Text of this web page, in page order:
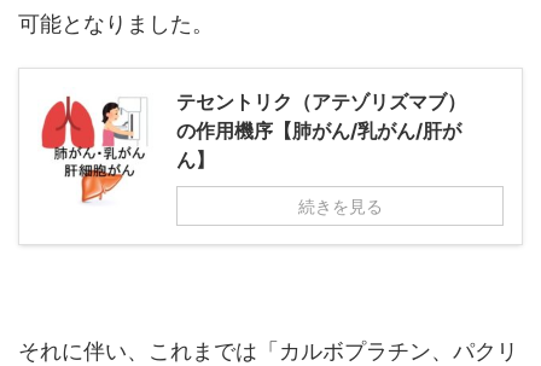
可能となりました。
テセントリク（アテゾリズマブ）
の作用機序【肺がん/乳がん/肝が
ん】
続きを見る
それに伴い、これまでは「カルボプラチン、パクリ